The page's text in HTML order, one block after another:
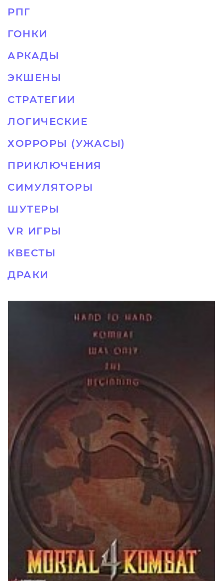
РПГ
ГОНКИ
АРКАДЫ
ЭКШЕНЫ
СТРАТЕГИИ
ЛОГИЧЕСКИЕ
ХОРРОРЫ (УЖАСЫ)
ПРИКЛЮЧЕНИЯ
СИМУЛЯТОРЫ
ШУТЕРЫ
VR ИГРЫ
КВЕСТЫ
ДРАКИ